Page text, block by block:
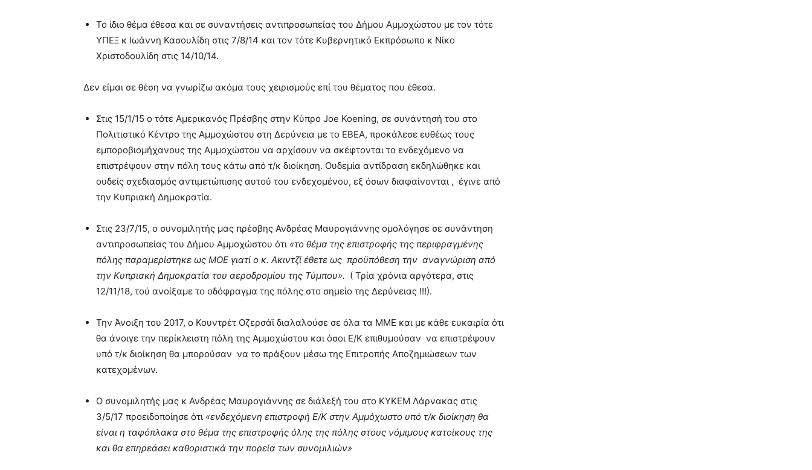
Το ίδιο θέμα έθεσα και σε συναντήσεις αντιπροσωπείας του Δήμου Αμμοχώστου με τον τότε
ΥΠΕΞ κ Ιωάννη Κασουλίδη στις 7/8/14 και τον τότε Κυβερνητικό Εκπρόσωπο κ Νίκο
Χριστοδουλίδη στις 14/10/14.
Δεν είμαι σε θέση να γνωρίζω ακόμα τους χειρισμούς επί του θέματος που έθεσα.
Στις 15/1/15 ο τότε Αμερικανός Πρέσβης στην Κύπρο Joe Koening, σε συνάντησή του στο
Πολιτιστικό Κέντρο της Αμμοχώστου στη Δερύνεια με το ΕΒΕΑ, προκάλεσε ευθέως τους
εμποροβιομήχανους της Αμμοχώστου να αρχίσουν να σκέφτονται το ενδεχόμενο να
επιστρέψουν στην πόλη τους κάτω από τ/κ διοίκηση. Ουδεμία αντίδραση εκδηλώθηκε και
ουδείς σχεδιασμός αντιμετώπισης αυτού του ενδεχομένου, εξ όσων διαφαίνονται , έγινε από
την Κυπριακή Δημοκρατία.
Στις 23/7/15, ο συνομιλητής μας πρέσβης Ανδρέας Μαυρογιάννης ομολόγησε σε συνάντηση
αντιπροσωπείας του Δήμου Αμμοχώστου ότι «το θέμα της επιστροφής της περιφραγμένης
πόλης παραμερίστηκε ως ΜΟΕ γιατί ο κ. Ακιντζί έθετε ως προϋπόθεση την αναγνώριση από
την Κυπριακή Δημοκρατία του αεροδρομίου της Τύμπου». ( Τρία χρόνια αργότερα, στις
12/11/18, τού ανοίξαμε το οδόφραγμα της πόλης στο σημείο της Δερύνειας !!!).
Την Άνοιξη του 2017, ο Κουντρέτ Οζερσάϊ διαλαλούσε σε όλα τα ΜΜΕ και με κάθε ευκαιρία ότι
θα άνοιγε την περίκλειστη πόλη της Αμμοχώστου και όσοι Ε/Κ επιθυμούσαν να επιστρέψουν
υπό τ/κ διοίκηση θα μπορούσαν να το πράξουν μέσω της Επιτροπής Αποζημιώσεων των
κατεχομένων.
Ο συνομιλητής μας κ Ανδρέας Μαυρογιάννης σε διάλεξή του στο ΚΥΚΕΜ Λάρνακας στις
3/5/17 προειδοποίησε ότι «ενδεχόμενη επιστροφή Ε/Κ στην Αμμόχωστο υπό τ/κ διοίκηση θα
είναι η ταφόπλακα στο θέμα της επιστροφής όλης της πόλης στους νόμιμους κατοίκους της
και θα επηρεάσει καθοριστικά την πορεία των συνομιλιών»